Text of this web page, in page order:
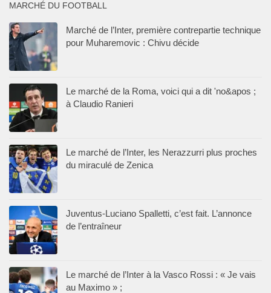
MARCHÉ DU FOOTBALL
Marché de l’Inter, première contrepartie technique
pour Muharemovic : Chivu décide
Le marché de la Roma, voici qui a dit 'no&apos ;
à Claudio Ranieri
Le marché de l’Inter, les Nerazzurri plus proches
du miraculé de Zenica
Juventus-Luciano Spalletti, c’est fait. L’annonce
de l’entraîneur
Le marché de l’Inter à la Vasco Rossi : « Je vais
au Maximo » ;